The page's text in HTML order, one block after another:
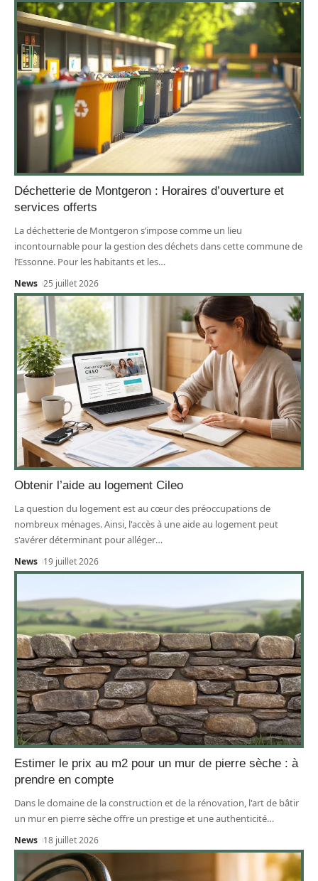
Déchetterie de Montgeron : Horaires d’ouverture et
services offerts
La déchetterie de Montgeron s’impose comme un lieu
incontournable pour la gestion des déchets dans cette commune de
l’Essonne. Pour les habitants et les…
News 25 juillet 2026
Obtenir l’aide au logement Cileo
La question du logement est au cœur des préoccupations de
nombreux ménages. Ainsi, l'accès à une aide au logement peut
s'avérer déterminant pour alléger…
News 19 juillet 2026
Estimer le prix au m2 pour un mur de pierre sèche : à
prendre en compte
Dans le domaine de la construction et de la rénovation, l'art de bâtir
un mur en pierre sèche offre un prestige et une authenticité…
News 18 juillet 2026